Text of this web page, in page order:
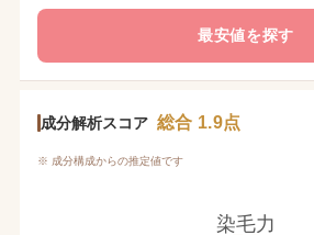
最安値を探す
成分解析スコア 総合 1.9点
※ 成分構成からの推定値です
染毛力